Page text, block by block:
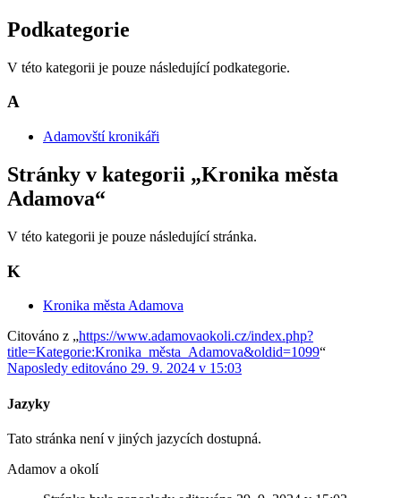
Podkategorie
V této kategorii je pouze následující podkategorie.
A
Adamovští kronikáři
Stránky v kategorii „Kronika města
Adamova“
V této kategorii je pouze následující stránka.
K
Kronika města Adamova
Citováno z „https://www.adamovaokoli.cz/index.php?
title=Kategorie:Kronika_města_Adamova&oldid=1099“
Naposledy editováno 29. 9. 2024 v 15:03
Jazyky
Tato stránka není v jiných jazycích dostupná.
Adamov a okolí